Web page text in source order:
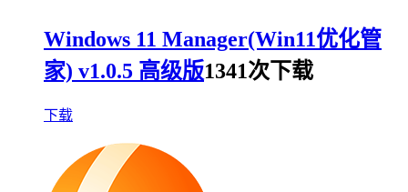
Windows 11 Manager(Win11优化管
家) v1.0.5 高级版1341次下载
下载